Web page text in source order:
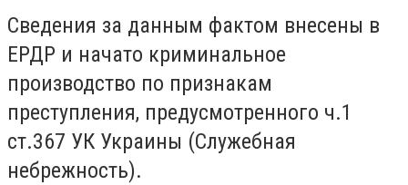
Сведения за данным фактом внесены в
ЕРДР и начато криминальное
производство по признакам
преступления, предусмотренного ч.1
ст.367 УК Украины (Служебная
небрежность).